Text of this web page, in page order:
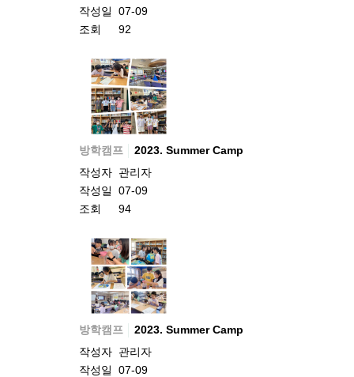
작성일
07-09
조회
92
방학캠프
2023. Summer Camp
작성자 관리자
작성일
07-09
조회
94
방학캠프
2023. Summer Camp
작성자 관리자
작성일
07-09